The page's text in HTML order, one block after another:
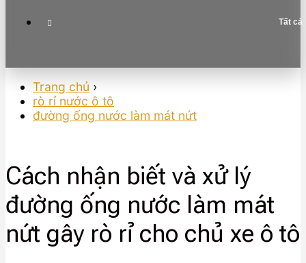
Tất cả
Trang chủ ›
rò rỉ nước ô tô
đường ống nước làm mát nứt
Cách nhận biết và xử lý
đường ống nước làm mát
nứt gây rò rỉ cho chủ xe ô tô